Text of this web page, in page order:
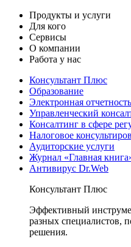
Продукты и услуги
Для кого
Сервисы
О компании
Работа у нас
Консультант Плюс
Образование
Электронная
Управленческий
Консалтинг в сфере
Налоговое
Аудиторские услуги
Журнал «Главная
Антивирус Dr.Web
Консультант Плюс
Эффективный
разных специалистов,
решения.